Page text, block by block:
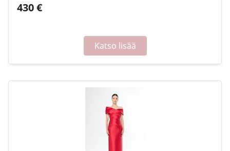
430 €
Katso lisää